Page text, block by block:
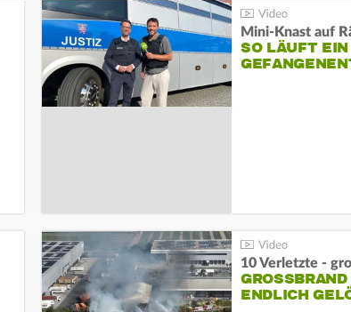
Mini-Knast auf
SO LÄUFT EIN
10 Verletzte -
GROSSBRAND
NDLICH